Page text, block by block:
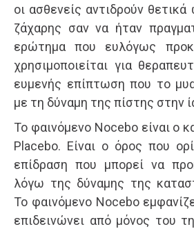
οι ασθενείς αντιδρούν
ζάχαρης σαν να ήταν
ερώτημα που ευλόγως
χρησιμοποιείται για
ευμενής επίπτωση που το
με τη δύναμη της πίστης στην
Το φαινόμενο Nocebo είναι ο
Placebo. Είναι ο όρος που
επίδραση που μπορεί να
λόγω της δύναμης της
Το φαινόμενο Nocebo
επιδεινώνει από μόνος του